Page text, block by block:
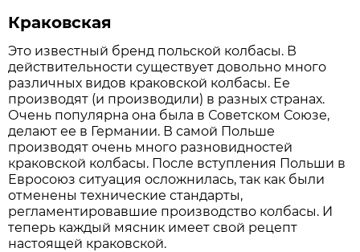
Краковская
Это известный бренд польской колбасы. В
действительности существует довольно много
различных видов краковской колбасы. Ее
производят (и производили) в разных странах.
Очень популярна она была в Советском Союзе,
делают ее в Германии. В самой Польше
производят очень много разновидностей
краковской колбасы. После вступления Польши в
Евросоюз ситуация осложнилась, так как были
отменены технические стандарты,
регламентировавшие производство колбасы. И
теперь каждый мясник имеет свой рецепт
настоящей краковской.